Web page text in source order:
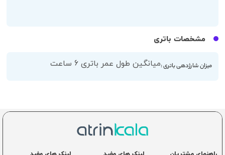
مشخصات باتری
میزان شارژدهی باتری :میانگین طول عمر باتری 6 ساعت